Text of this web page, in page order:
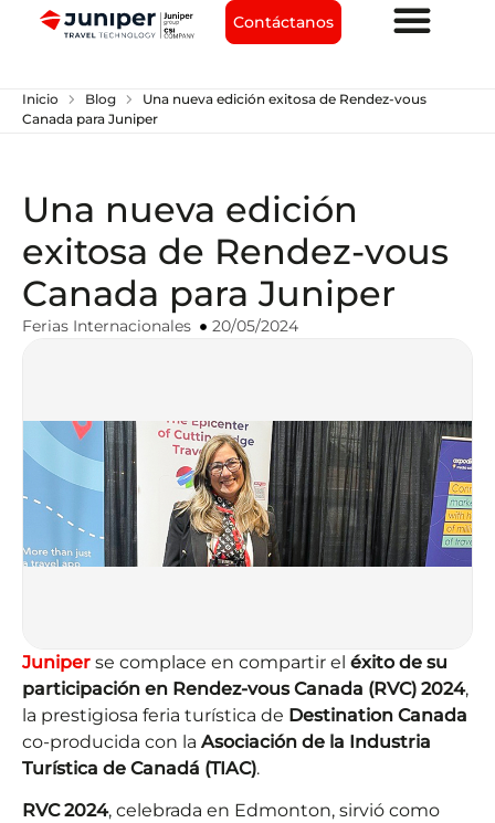
Contáctanos
Inicio chevron_right Blog chevron_right
Una nueva edición exitosa de Rendez-vous
Canada para Juniper
Una nueva edición
exitosa de Rendez-vous
Canada para Juniper
Ferias Internacionales 20/05/2024
Juniper se complace en compartir el éxito de su
participación en Rendez-vous Canada (RVC) 2024,
la prestigiosa feria turística de Destination Canada
co-producida con la Asociación de la Industria
Turística de Canadá (TIAC).
RVC 2024, celebrada en Edmonton, sirvió como